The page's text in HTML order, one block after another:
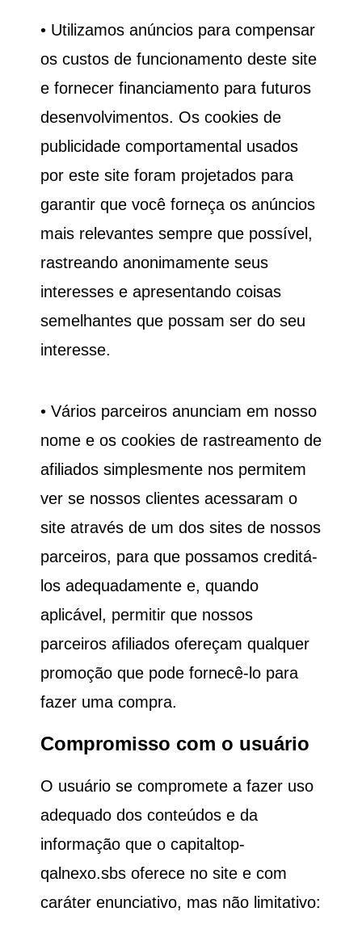
• Utilizamos anúncios para compensar
os custos de funcionamento deste site
e fornecer financiamento para futuros
desenvolvimentos. Os cookies de
publicidade comportamental usados ​​
por este site foram projetados para
garantir que você forneça os anúncios
mais relevantes sempre que possível,
rastreando anonimamente seus
interesses e apresentando coisas
semelhantes que possam ser do seu
interesse.
• Vários parceiros anunciam em nosso
nome e os cookies de rastreamento de
afiliados simplesmente nos permitem
ver se nossos clientes acessaram o
site através de um dos sites de nossos
parceiros, para que possamos creditá-
los adequadamente e, quando
aplicável, permitir que nossos
parceiros afiliados ofereçam qualquer
promoção que pode fornecê-lo para
fazer uma compra.
Compromisso com o usuário
O usuário se compromete a fazer uso
adequado dos conteúdos e da
informação que o capitaltop-
qalnexo.sbs oferece no site e com
caráter enunciativo, mas não limitativo: